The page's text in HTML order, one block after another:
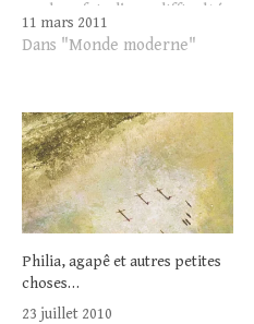
quelquefois d'une difficulté
extrême. J'avoue garder
encore quelques rancoeurs
et de demander un peu de
grâce pour attendrir la
dureté…
11 mars 2011
Dans "Monde moderne"
Philia, agapê et autres petites
choses…
23 juillet 2010